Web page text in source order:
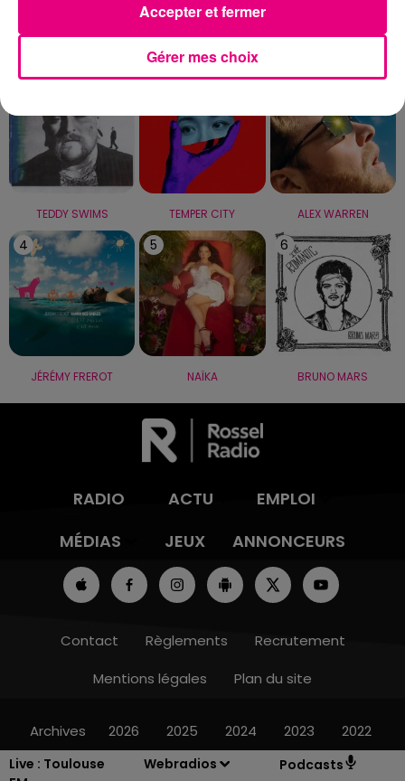
Live : Toulouse
Webradios Podcasts
LE TOP
1
TEDDY SWIMS
2
TEMPER CITY
3
ALEX WARREN
4
JÉRÉMY FREROT
5
NAÏKA
6
BRUNO MARS
RADIO ACTU
EMPLOI
MÉDIAS
JEUX ANNONCEURS
Contact Règlements
Recrutement
Mentions légales
Plan du site
Archives 2026 2025 2024 2023 2022
Gérer mes choix
Accepter et fermer